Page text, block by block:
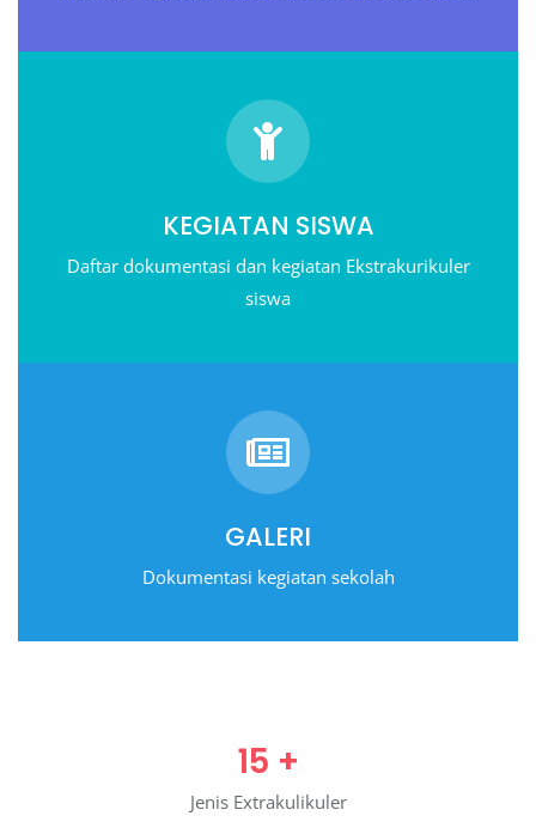
KEGIATAN SISWA
Daftar dokumentasi dan kegiatan Ekstrakurikuler
siswa
GALERI
Dokumentasi kegiatan sekolah
15 +
Jenis Extrakulikuler